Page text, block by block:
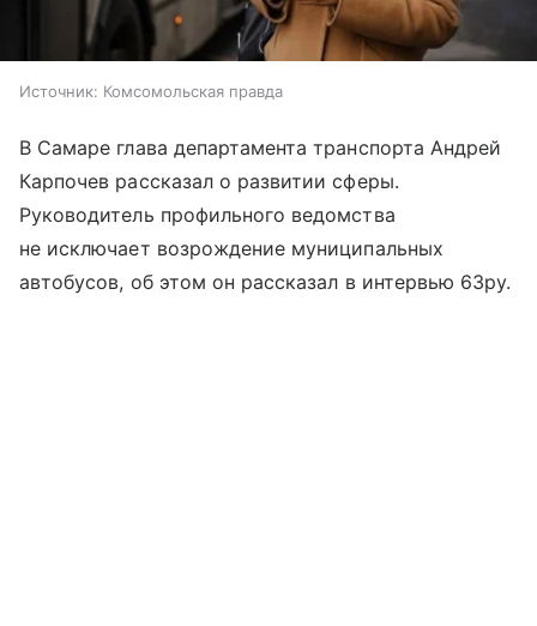
Источник: Комсомольская правда
В Самаре глава департамента транспорта Андрей
Карпочев рассказал о развитии сферы.
Руководитель профильного ведомства
не исключает возрождение муниципальных
автобусов, об этом он рассказал в интервью 63ру.